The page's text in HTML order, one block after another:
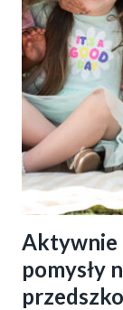
Aktywnie
pomysły